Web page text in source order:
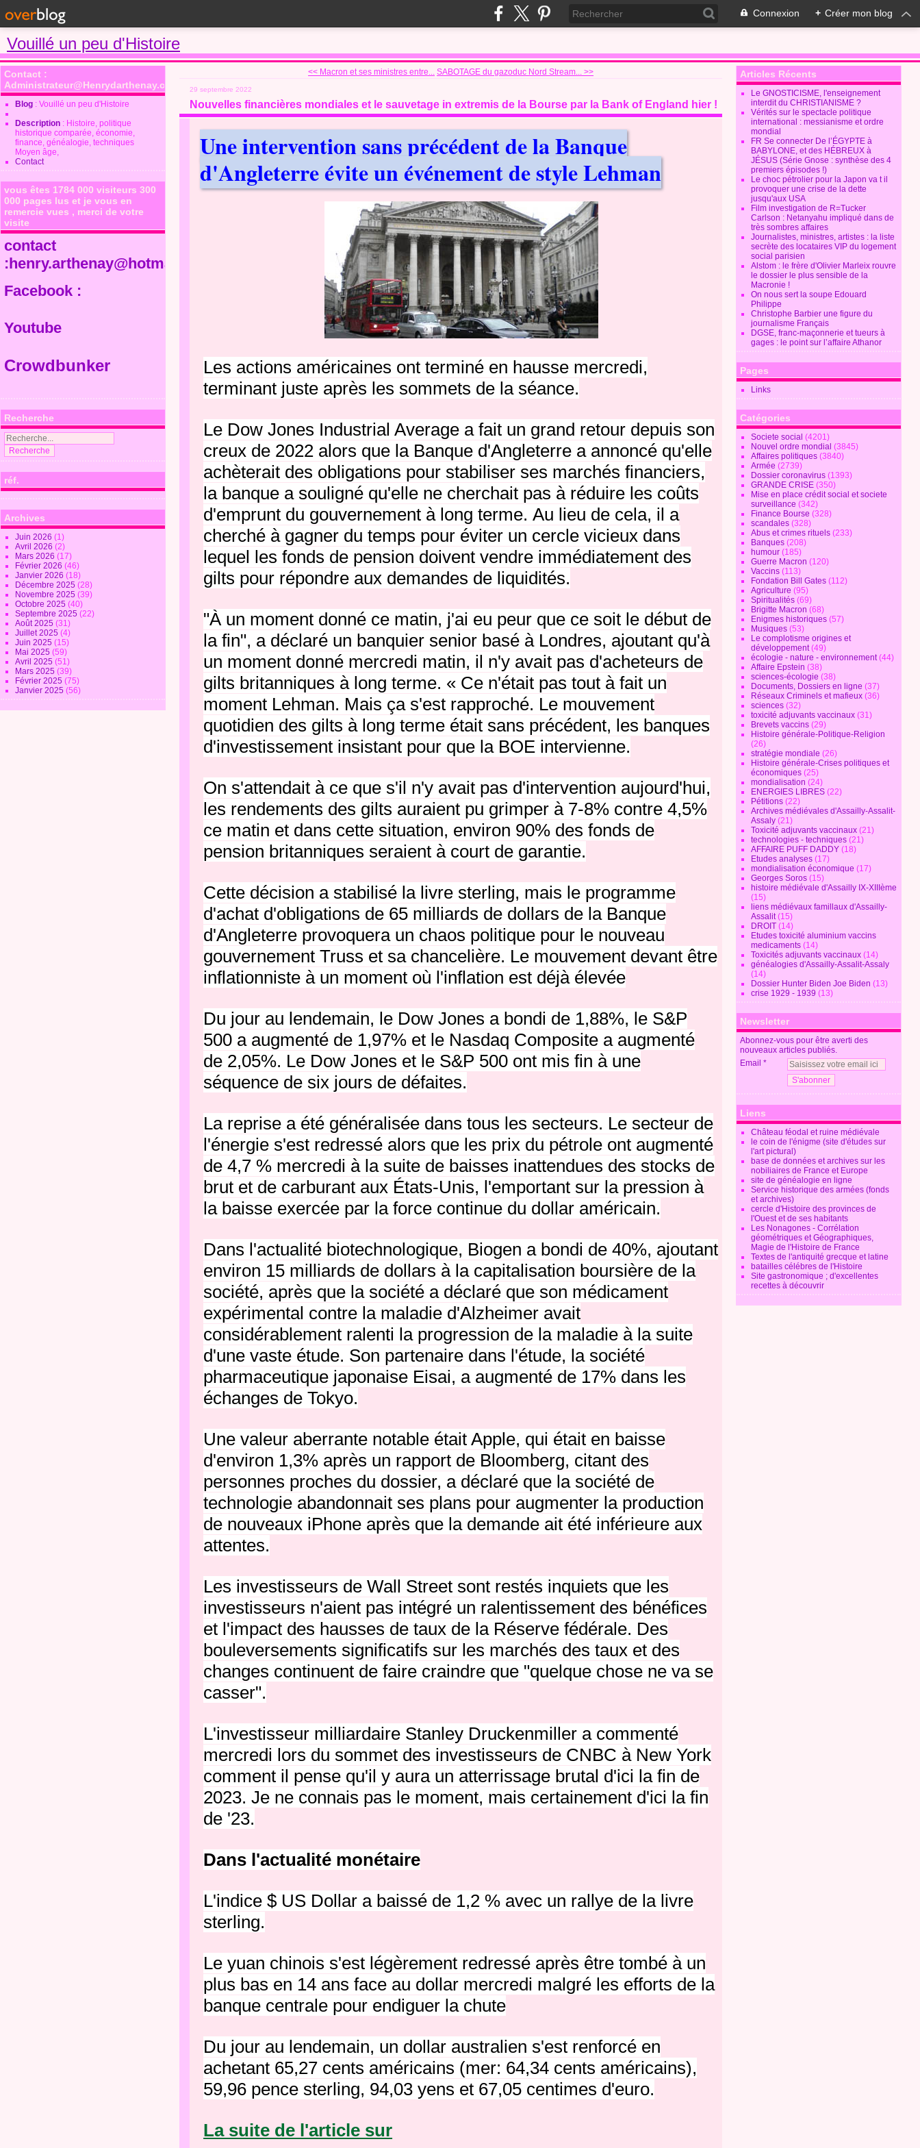
Connexion + Créer mon blog
Vouillé un peu d'Histoire
Contact :
Administrateur@Henrydarthenay.com
Blog : Vouillé un peu d'Histoire
Description : Histoire, politique
historique comparée, économie,
finance, généalogie, techniques
Moyen âge,
Contact
vous êtes 1784 000 visiteurs 300
000 pages lus et je vous en
remercie vues , merci de votre
visite
contact
:henry.arthenay@hotmail.fr
Facebook :
Youtube
Crowdbunker
Recherche
réf.
Archives
Juin 2026(1)
Avril 2026(2)
Mars 2026(17)
Février 2026(46)
Janvier 2026(18)
Décembre 2025(28)
Novembre 2025(39)
Octobre 2025(40)
Septembre 2025(22)
Août 2025(31)
Juillet 2025(4)
Juin 2025(15)
Mai 2025(59)
Avril 2025(51)
Mars 2025(39)
Février 2025(75)
Janvier 2025(56)
<< Macron et ses ministres entre... SABOTAGE du gazoduc Nord Stream... >>
29 septembre 2022
Nouvelles financières mondiales et le sauvetage in extremis de la Bourse par la Bank of England hier !
Une intervention sans précédent de la Banque
d'Angleterre évite un événement de style Lehman
Les actions américaines ont terminé en hausse mercredi,
terminant juste après les sommets de la séance.
Le Dow Jones Industrial Average a fait un grand retour depuis son
creux de 2022 alors que la Banque d'Angleterre a annoncé qu'elle
achèterait des obligations pour stabiliser ses marchés financiers,
la banque a souligné qu'elle ne cherchait pas à réduire les coûts
d'emprunt du gouvernement à long terme.Au lieu de cela, il a
cherché à gagner du temps pour éviter un cercle vicieux dans
lequel les fonds de pension doivent vendre immédiatement des
gilts pour répondre aux demandes de liquidités.
"À un moment donné ce matin, j'ai eu peur que ce soit le début de
la fin", a déclaré un banquier senior basé à Londres, ajoutant qu'à
un moment donné mercredi matin, il n'y avait pas d'acheteurs de
gilts britanniques à long terme. « Ce n'était pas tout à fait un
moment Lehman. Mais ça s'est rapproché. Le mouvement
quotidien des gilts à long terme était sans précédent, les banques
d'investissement insistant pour que la BOE intervienne.
On s'attendait à ce que s'il n'y avait pas d'intervention aujourd'hui,
les rendements des gilts auraient pu grimper à 7-8% contre 4,5%
ce matin et dans cette situation, environ 90% des fonds de
pension britanniques seraient à court de garantie.
Cette décision a stabilisé la livre sterling, mais le programme
d'achat d'obligations de 65 milliards de dollars de la Banque
d'Angleterre provoquera un chaos politique pour le nouveau
gouvernement Truss et sa chancelière. Le mouvement devant être
inflationniste à un moment où l'inflation est déjà élevée
Du jour au lendemain, le Dow Jones a bondi de 1,88%, le S&P
500 a augmenté de 1,97% et le Nasdaq Composite a augmenté
de 2,05%. Le Dow Jones et le S&P 500 ont mis fin à une
séquence de six jours de défaites.
La reprise a été généralisée dans tous les secteurs. Le secteur de
l'énergie s'est redressé alors que les prix du pétrole ont augmenté
de 4,7 % mercredi à la suite de baisses inattendues des stocks de
brut et de carburant aux États-Unis, l'emportant sur la pression à
la baisse exercée par la force continue du dollar américain.
Dans l'actualité biotechnologique, Biogen a bondi de 40%, ajoutant
environ 15 milliards de dollars à la capitalisation boursière de la
société, après que la société a déclaré que son médicament
expérimental contre la maladie d'Alzheimer avait
considérablement ralenti la progression de la maladie à la suite
d'une vaste étude. Son partenaire dans l'étude, la société
pharmaceutique japonaise Eisai, a augmenté de 17% dans les
échanges de Tokyo.
Une valeur aberrante notable était Apple, qui était en baisse
d'environ 1,3% après un rapport de Bloomberg, citant des
personnes proches du dossier, a déclaré que la société de
technologie abandonnait ses plans pour augmenter la production
de nouveaux iPhone après que la demande ait été inférieure aux
attentes.
Les investisseurs de Wall Street sont restés inquiets que les
investisseurs n'aient pas intégré un ralentissement des bénéfices
et l'impact des hausses de taux de la Réserve fédérale. Des
bouleversements significatifs sur les marchés des taux et des
changes continuent de faire craindre que "quelque chose ne va se
casser".
L'investisseur milliardaire Stanley Druckenmiller a commenté
mercredi lors du sommet des investisseurs de CNBC à New York
comment il pense qu'il y aura un atterrissage brutal d'ici la fin de
2023. Je ne connais pas le moment, mais certainement d'ici la fin
de '23.
Dans l'actualité monétaire
L'indice $ US Dollar a baissé de 1,2 % avec un rallye de la livre
sterling.
Le yuan chinois s'est légèrement redressé après être tombé à un
plus bas en 14 ans face au dollar mercredi malgré les efforts de la
banque centrale pour endiguer la chute
Du jour au lendemain, un dollar australien s'est renforcé en
achetant 65,27 cents américains (mer: 64,34 cents américains),
59,96 pence sterling, 94,03 yens et 67,05 centimes d'euro.
La suite de l'article sur
Articles Récents
Le GNOSTICISME, l'enseignement
interdit du CHRISTIANISME ?
Vérités sur le spectacle politique
international : messianisme et ordre
mondial
FR Se connecter De l’ÉGYPTE à
BABYLONE, et des HÉBREUX à
JÉSUS (Série Gnose : synthèse des 4
premiers épisodes !)
Le choc pétrolier pour la Japon va t il
provoquer une crise de la dette
jusqu'aux USA
Film investigation de R=Tucker
Carlson : Netanyahu impliqué dans de
très sombres affaires
Journalistes, ministres, artistes : la liste
secrète des locataires VIP du logement
social parisien
Alstom : le frère d'Olivier Marleix rouvre
le dossier le plus sensible de la
Macronie !
On nous sert la soupe Edouard
Philippe
Christophe Barbier une figure du
journalisme Français
DGSE, franc-maçonnerie et tueurs à
gages : le point sur l’affaire Athanor
Pages
Links
Catégories
Societe social (4201)
Nouvel ordre mondial (3845)
Affaires politiques (3840)
Armée (2739)
Dossier coronavirus (1393)
GRANDE CRISE (350)
Mise en place crédit social et societe
surveillance (342)
Finance Bourse (328)
scandales (328)
Abus et crimes rituels (233)
Banques (208)
humour (185)
Guerre Macron (120)
Vaccins (113)
Fondation Bill Gates (112)
Agriculture (95)
Spiritualités (69)
Brigitte Macron (68)
Enigmes historiques (57)
Musiques (53)
Le complotisme origines et
développement(49)
écologie - nature - environnement(44)
Affaire Epstein (38)
sciences-écologie (38)
Documents, Dossiers en ligne (37)
Réseaux Criminels et mafieux (36)
sciences (32)
toxicité adjuvants vaccinaux (31)
Brevets vaccins (29)
Histoire générale-Politique-Religion
(26)
stratégie mondiale (26)
Histoire générale-Crises politiques et
économiques (25)
mondialisation (24)
ENERGIES LIBRES (22)
Pétitions (22)
Archives médiévales d'Assailly-Assalit-
Assaly (21)
Toxicité adjuvants vaccinaux (21)
technologies - techniques (21)
AFFAIRE PUFF DADDY (18)
Etudes analyses (17)
mondialisation économique (17)
Georges Soros (15)
histoire médiévale d'Assailly IX-XIIIème
(15)
liens médiévaux famillaux d'Assailly-
Assalit(15)
DROIT (14)
Etudes toxicité aluminium vaccins
medicaments (14)
Toxicités adjuvants vaccinaux (14)
généalogies d'Assailly-Assalit-Assaly
(14)
Dossier Hunter Biden Joe Biden (13)
crise 1929 - 1939 (13)
Newsletter
Abonnez-vous pour être averti des
nouveaux articles publiés.
Email
Liens
Château féodal et ruine médiévale
le coin de l'énigme (site d'études sur
l'art pictural)
base de données et archives sur les
nobiliaires de France et Europe
site de généalogie en ligne
Service historique des armées (fonds
et archives)
cercle d'Histoire des provinces de
l'Ouest et de ses habitants
Les Nonagones - Corrélation
géométriques et Géographiques,
Magie de l'Histoire de France
Textes de l'antiquité grecque et latine
batailles célébres de l'Histoire
Site gastronomique ; d'excellentes
recettes à découvrir